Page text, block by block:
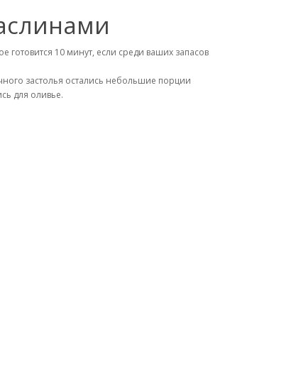
10 минут, если среди ваших запасов
застолья остались небольшие порции
для оливье.